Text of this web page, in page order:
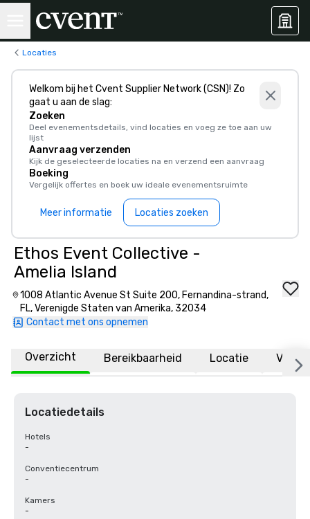
Locaties
Welkom bij het Cvent Supplier Network (CSN)! Zo
gaat u aan de slag:
Zoeken
Deel evenementsdetails, vind locaties en voeg ze toe aan uw
lijst
Aanvraag verzenden
Kijk de geselecteerde locaties na en verzend een aanvraag
Boeking
Vergelijk offertes en boek uw ideale evenementsruimte
Meer informatie Locaties zoeken
Ethos Event Collective -
Amelia Island
1008 Atlantic Avenue St Suite 200, Fernandina-strand,
FL, Verenigde Staten van Amerika, 32034
Contact met ons opnemen
Overzicht Bereikbaarheid Locatie
Locatiedetails
Hotels
-
Conventiecentrum
-
Kamers
-